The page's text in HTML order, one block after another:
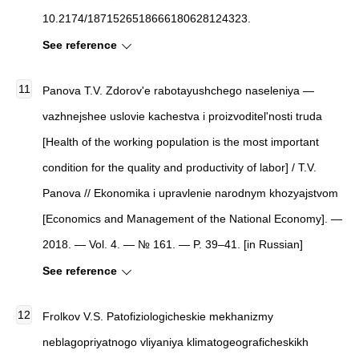
10.2174/1871526518666180628124323.
See reference
Panova T.V. Zdorov'e rabotayushchego naseleniya —
vazhnejshee uslovie kachestva i proizvoditel'nosti truda
[Health of the working population is the most important
condition for the quality and productivity of labor] / T.V.
Panova // Ekonomika i upravlenie narodnym khozyajstvom
[Economics and Management of the National Economy]. —
2018. — Vol. 4. — № 161. — P. 39–41. [in Russian]
See reference
Frolkov V.S. Patofiziologicheskie mekhanizmy
neblagopriyatnogo vliyaniya klimatogeograficheskikh